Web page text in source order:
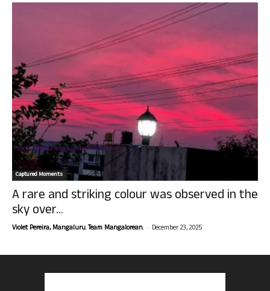
Captured Moments
A rare and striking colour was observed in the
sky over...
Violet Pereira, Mangaluru. Team Mangalorean. - December 23, 2025